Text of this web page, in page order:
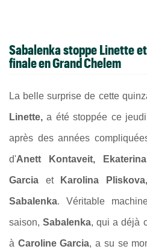
Sabalenka stoppe Linette
finale en Grand Chelem
La belle surprise de cette
Linette,a été stoppée ce
après des années
d'Anett Kontaveit,
Garcia et Karolina
Sabalenka. Véritable
saison,Sabalenka, qui a déjà
à Caroline Garcia, a su se